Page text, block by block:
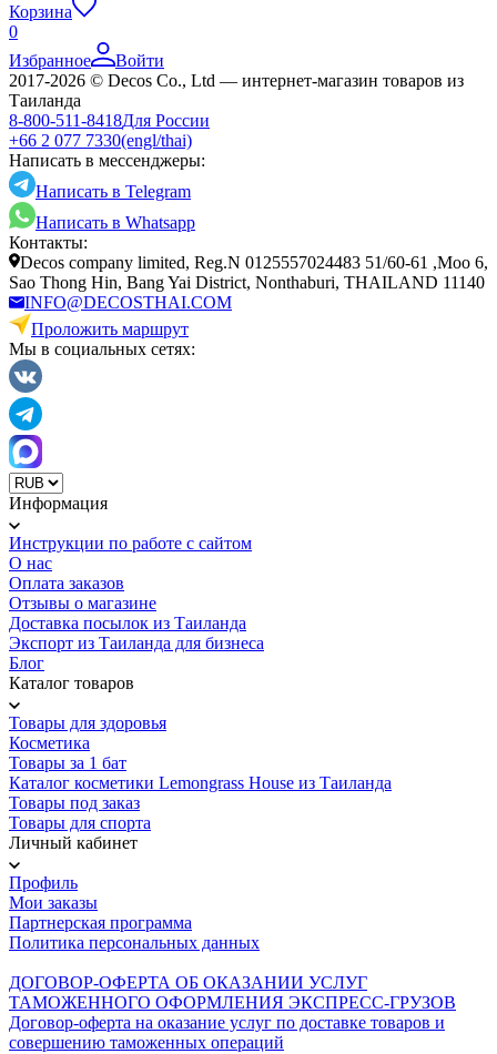
Корзина
0
Избранное
Войти
2017-2026 © Decos Co., Ltd — интернет-магазин товаров из
Таиланда
8-800-511-8418Для России
+66 2 077 7330(engl/thai)
Написать в мессенджеры:
Написать в Telegram
Написать в Whatsapp
Контакты:
Decos company limited, Reg.N 0125557024483 51/60-61 ,Moo 6,
Sao Thong Hin, Bang Yai District, Nonthaburi, THAILAND 11140
INFO@DECOSTHAI.COM
Проложить маршрут
Мы в социальных сетях:
Информация
Инструкции по работе с сайтом
О нас
Оплата заказов
Отзывы о магазине
Доставка посылок из Таиланда
Экспорт из Таиланда для бизнеса
Блог
Каталог товаров
Товары для здоровья
Косметика
Товары за 1 бат
Каталог косметики Lemongrass House из Таиланда
Товары под заказ
Товары для спорта
Личный кабинет
Профиль
Мои заказы
Партнерская программа
Политика персональных данных
ДОГОВОР-ОФЕРТА ОБ ОКАЗАНИИ УСЛУГ
ТАМОЖЕННОГО ОФОРМЛЕНИЯ ЭКСПРЕСС-ГРУЗОВ
Договор-оферта на оказание услуг по доставке товаров и
совершению таможенных операций